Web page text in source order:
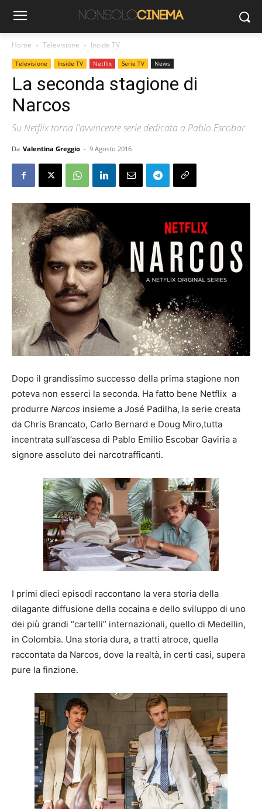
Home Televisione Inside TV
Televisione Inside TV Netflix Serie TV News
La seconda stagione di
Narcos
Su Netflix torna l'avvincente serie dedicata a Pablo Escobar
Da Valentina Greggio - 9 Agosto 2016
Dopo il grandissimo successo della prima stagione non
poteva non esserci la seconda. Ha fatto bene Netflix a
produrre Narcos insieme a José Padilha, la serie creata
da Chris Brancato, Carlo Bernard e Doug Miro,tutta
incentrata sull’ascesa di Pablo Emilio Escobar Gaviria a
signore assoluto dei narcotrafficanti.
I primi dieci episodi raccontano la vera storia della
dilagante diffusione della cocaina e dello sviluppo di uno
dei più grandi “cartelli” internazionali, quello di Medellin,
in Colombia. Una storia dura, a tratti atroce, quella
raccontata da Narcos, dove la realtà, in certi casi, supera
pure la finzione.